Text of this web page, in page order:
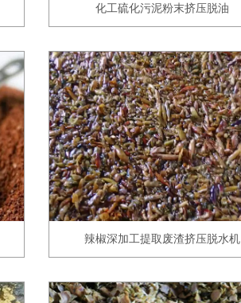
化工硫化污泥粉末挤压脱油
辣椒深加工提取废渣挤压脱水机